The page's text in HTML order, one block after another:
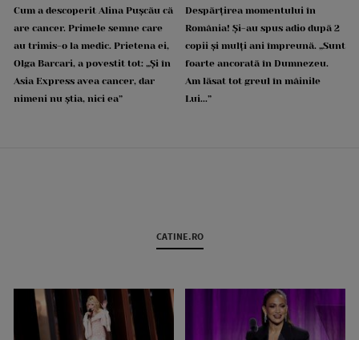
Cum a descoperit Alina Pușcău că
are cancer. Primele semne care
au trimis-o la medic. Prietena ei,
Olga Barcari, a povestit tot: „Și în
Asia Express avea cancer, dar
nimeni nu știa, nici ea”
Despărțirea momentului în
România! Și-au spus adio după 2
copii și mulți ani împreună. „Sunt
foarte ancorată în Dumnezeu.
Am lăsat tot greul în mâinile
Lui...”
CATINE.RO